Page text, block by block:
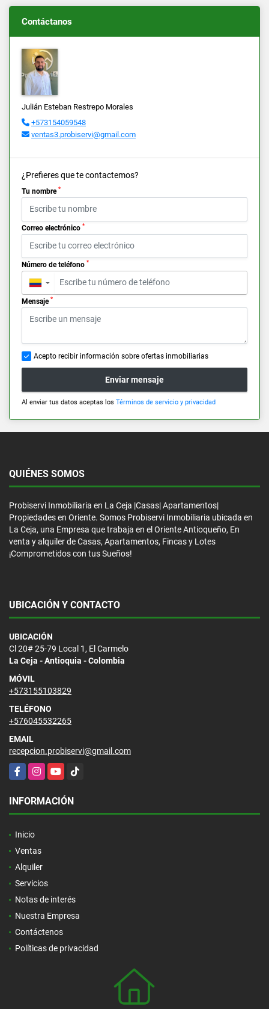
Contáctanos
Julián Esteban Restrepo Morales
+573154059548
ventas3.probiservi@gmail.com
¿Prefieres que te contactemos?
Tu nombre *
Correo electrónico *
Número de teléfono *
▼
Mensaje *
Acepto recibir información sobre ofertas inmobiliarias
Enviar mensaje
Al enviar tus datos aceptas los Términos de servicio y privacidad
QUIÉNES SOMOS
Probiservi Inmobiliaria en La Ceja |Casas| Apartamentos|
Propiedades en Oriente. Somos Probiservi Inmobiliaria ubicada en
La Ceja, una Empresa que trabaja en el Oriente Antioqueño, En
venta y alquiler de Casas, Apartamentos, Fincas y Lotes
¡Comprometidos con tus Sueños!
UBICACIÓN Y CONTACTO
UBICACIÓN
Cl 20# 25-79 Local 1, El Carmelo
La Ceja - Antioquia - Colombia
MÓVIL
+573155103829
TELÉFONO
+576045532265
EMAIL
recepcion.probiservi@gmail.com
FacebookInstagramYouTubeTikTok
INFORMACIÓN
Inicio
Ventas
Alquiler
Servicios
Notas de interés
Nuestra Empresa
Contáctenos
Políticas de privacidad